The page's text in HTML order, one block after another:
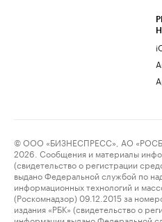
© ООО «БИЗНЕСПРЕСС», АО
2026. Сообщения и материалы
(свидетельство о регистрации
выдано Федеральной службой по
информационных технологий и
(Роскомнадзор) 09.12.2015 за
издания «РБК» (свидетельство о